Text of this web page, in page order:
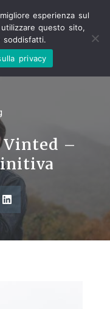
Vinted –
esperienza sul
questo sito,
soddisfatti.
privacy